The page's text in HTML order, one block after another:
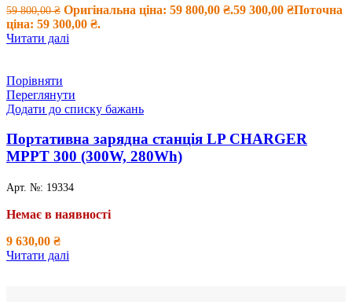
59 800,00₴ Оригінальна ціна: 59 800,00 ₴.59 300,00 ₴Поточна
ціна: 59 300,00 ₴.
Читати далі
Порівняти
Переглянути
Додати до списку бажань
Портативна зарядна станція LP CHARGER
MPPT 300 (300W, 280Wh)
Арт. №: 19334
Немає в наявності
9 630,00 ₴
Читати далі